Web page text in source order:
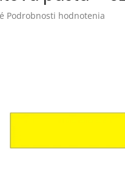
Podrobnosti hodnotenia